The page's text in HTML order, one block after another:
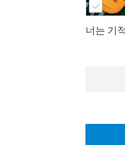
너는 기